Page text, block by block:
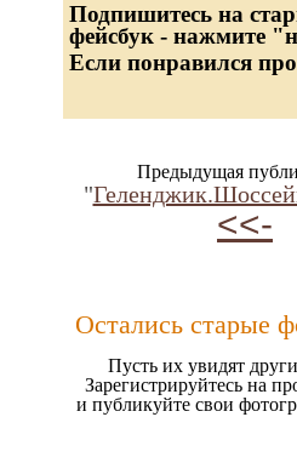
Подпишитесь на
фейсбук - нажмите
Если понравился
Предыдущая
"
<<-
Остались старые
Пусть их увидят
Зарегистрируйтесь на
и публикуйте свои